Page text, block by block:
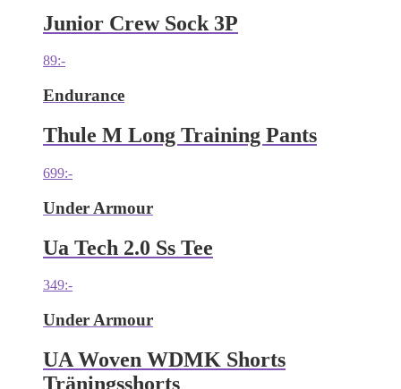
Junior Crew Sock 3P
89:-
Endurance
Thule M Long Training Pants
699:-
Under Armour
Ua Tech 2.0 Ss Tee
349:-
Under Armour
UA Woven WDMK Shorts
Träningsshorts